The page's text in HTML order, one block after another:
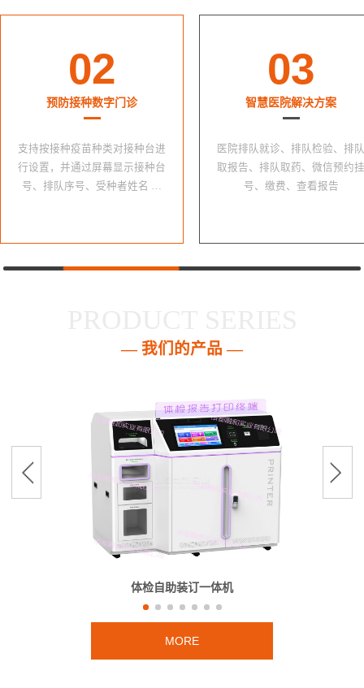
02
预防接种数字门诊
支持按接种疫苗种类对接种台进
行设置，并通过屏幕显示接种台
号、排队序号、受种者姓名 …
03
智慧医院解决方案
医院排队就诊、排队检验、排队
取报告、排队取药、微信预约挂
号、缴费、查看报告
— 我们的产品 —
体检自助装订一体机
MORE